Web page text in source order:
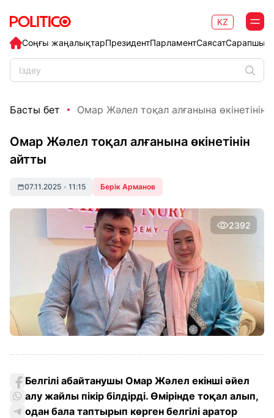
Соңғы жаңалықтарПрезидентПарламентСаясат
KZ
Басты бет Омар Жәлел тоқал алғанына өкінетінін
Омар Жәлел тоқал алғанына өкінетінін
айтты
07.11.2025 • 11:15 Берік Арманов
2392
Белгілі абайтанушы Омар Жәлел екінші әйел
алу жайлы пікір білдірді. Өмірінде тоқал алып,
одан бала таптырып көрген белгілі аратор